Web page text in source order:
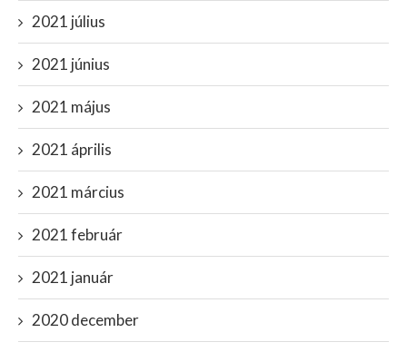
2021 július
2021 június
2021 május
2021 április
2021 március
2021 február
2021 január
2020 december